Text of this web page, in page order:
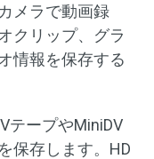
メラで動画録
クリップ、グラ
情報を保存する
テープやMiniDV
保存します。HD